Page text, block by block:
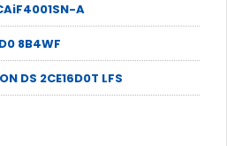
A
8B4WF
DS 2CE16D0T LFS